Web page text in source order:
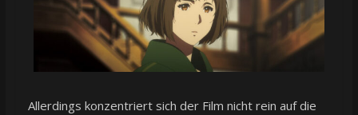
Allerdings konzentriert sich der Film nicht rein auf die